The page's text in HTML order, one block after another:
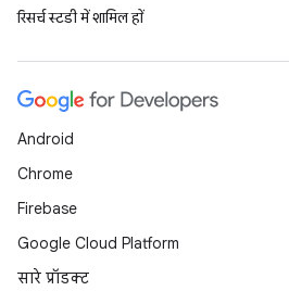
रिसर्च स्टडी में शामिल हों
Android
Chrome
Firebase
Google Cloud Platform
सारे प्रॉडक्ट